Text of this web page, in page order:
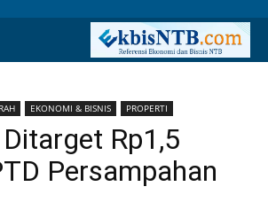
EKONOMI & BISNIS PROPERTI
Rp1,5
Persampahan